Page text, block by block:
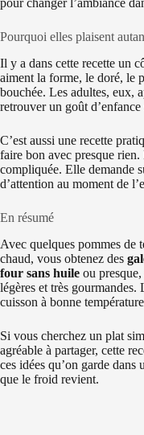
pour changer l’ambiance
Pourquoi elles plaisent
Il y a dans cette recette un
aiment la forme, le doré, le
bouchée. Les adultes, eux,
retrouver un goût
C’est aussi une recette
faire bon avec presque
compliquée. Elle demande
d’attention au moment de
En résumé
Avec quelques pommes de
chaud, vous obtenez des
four sans huile ou
légères et très gourmandes.
cuisson à bonne
Si vous cherchez un plat
agréable à partager, cette
ces idées qu’on garde dans
que le froid revient.